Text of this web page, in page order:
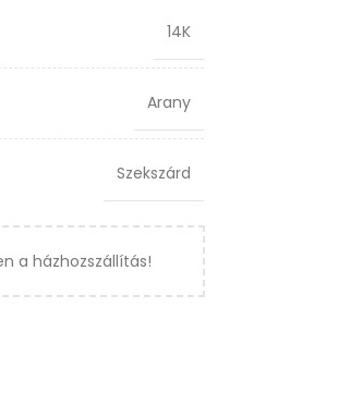
14K
Arany
Szekszárd
a házhozszállítás!